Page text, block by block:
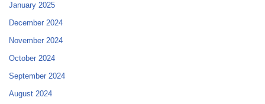
January 2025
December 2024
November 2024
October 2024
September 2024
August 2024